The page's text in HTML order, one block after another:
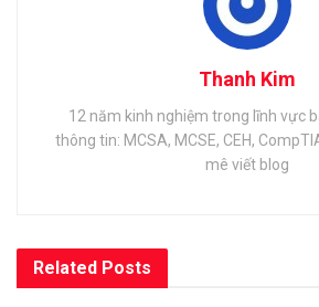
Thanh Kim
12 năm kinh nghiệm trong lĩnh vực
thông tin: MCSA, MCSE, CEH,
mê viết blog
Related Posts